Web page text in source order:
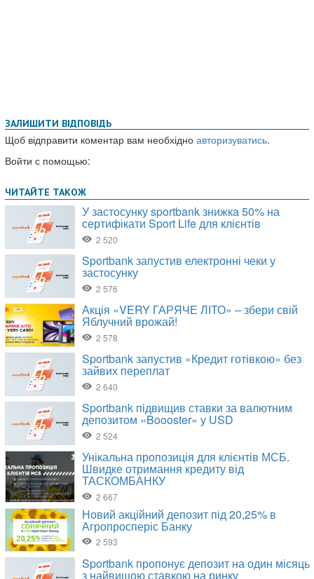
ЗАЛИШИТИ ВІДПОВІДЬ
Щоб відправити коментар вам необхідно авторизуватись.
Войти с помощью: